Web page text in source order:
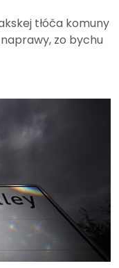
tłóča komuny
zo bychu